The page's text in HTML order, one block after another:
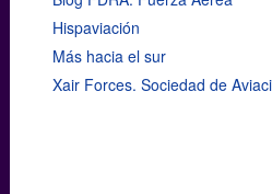
Hispaviación
Más hacia el sur
Xair Forces. Sociedad de